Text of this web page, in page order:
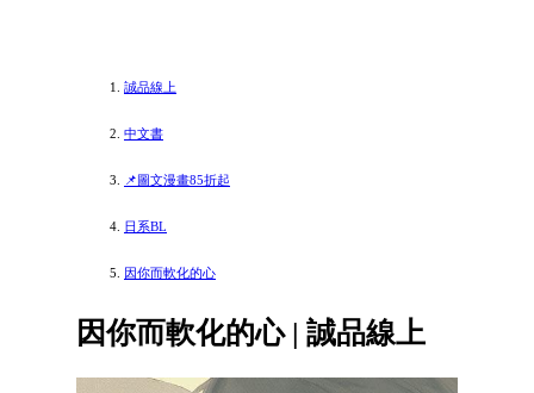
誠品線上
中文書
📌圖文漫畫85折起
日系BL
因你而軟化的心
因你而軟化的心 | 誠品線上